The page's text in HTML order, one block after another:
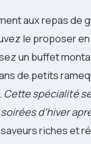
aux repas de
le proposer
un buffet
de petits
Cette spécialité
d’hiver
riches et